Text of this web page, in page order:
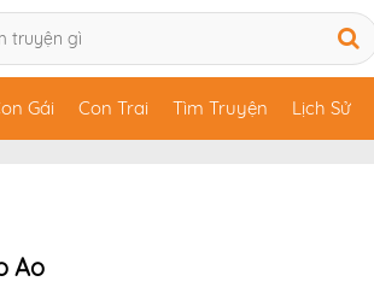
Gái Con Trai Tìm Truyện Lịch Sử
Ao